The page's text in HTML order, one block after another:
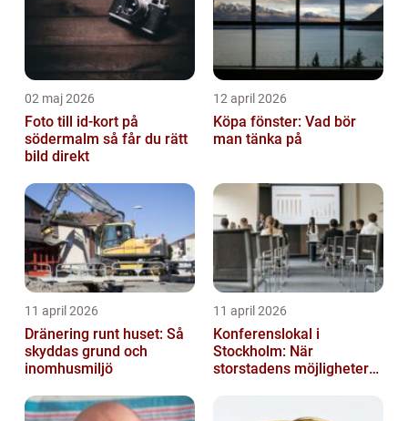
02 maj 2026
Foto till id-kort på
södermalm så får du rätt
bild direkt
12 april 2026
Köpa fönster: Vad bör
man tänka på
11 april 2026
Dränering runt huset: Så
skyddas grund och
inomhusmiljö
11 april 2026
Konferenslokal i
Stockholm: När
storstadens möjligheter